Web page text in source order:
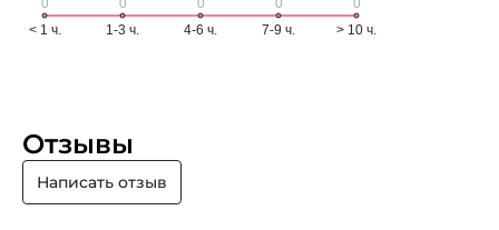
Отзывы
Написать отзыв